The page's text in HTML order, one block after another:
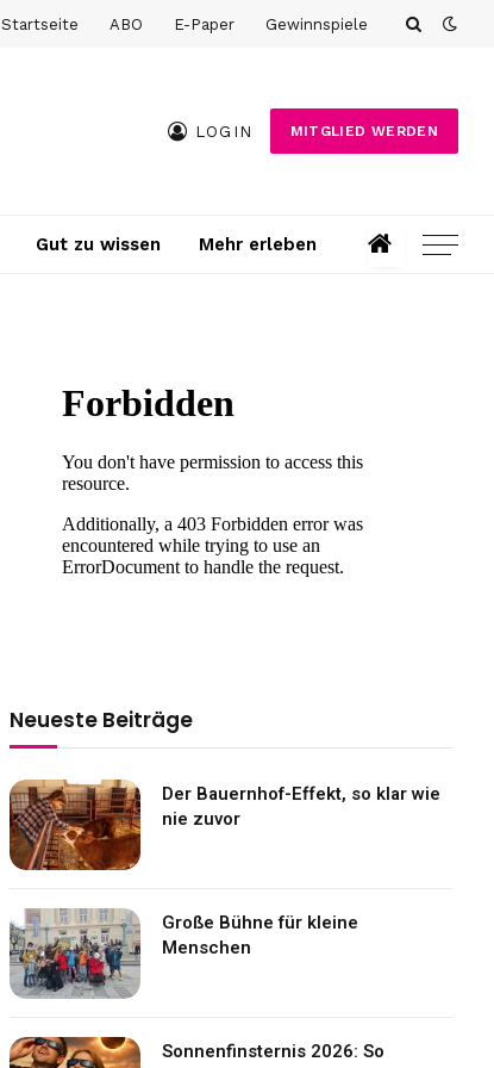
Startseite ABO E-Paper Gewinnspiele
LOGIN MITGLIED WERDEN
Gut zu wissen Mehr erleben
Neueste Beiträge
Der Bauernhof-Effekt, so klar wie
nie zuvor
Große Bühne für kleine
Menschen
Sonnenfinsternis 2026: So